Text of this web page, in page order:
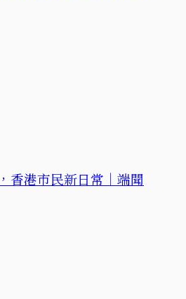
香港市民新日常｜端聞